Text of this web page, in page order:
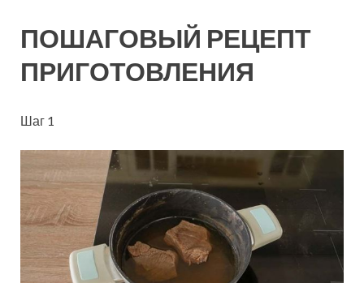
ПОШАГОВЫЙ РЕЦЕПТ
ПРИГОТОВЛЕНИЯ
Шаг 1